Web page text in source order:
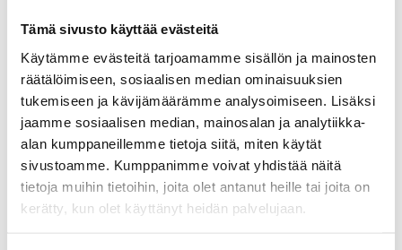
Tämä sivusto käyttää evästeitä
Käytämme evästeitä tarjoamamme sisällön ja mainosten
räätälöimiseen, sosiaalisen median ominaisuuksien
tukemiseen ja kävijämäärämme analysoimiseen. Lisäksi
jaamme sosiaalisen median, mainosalan ja analytiikka-
alan kumppaneillemme tietoja siitä, miten käytät
sivustoamme. Kumppanimme voivat yhdistää näitä
tietoja muihin tietoihin, joita olet antanut heille tai joita on
kerätty, kun olet käyttänyt heidän palvelujaan.
ARTICLE | 11.03.2025
eIDAS regulates cross border
identification and SDGr regulates
cross border services
Article only in English